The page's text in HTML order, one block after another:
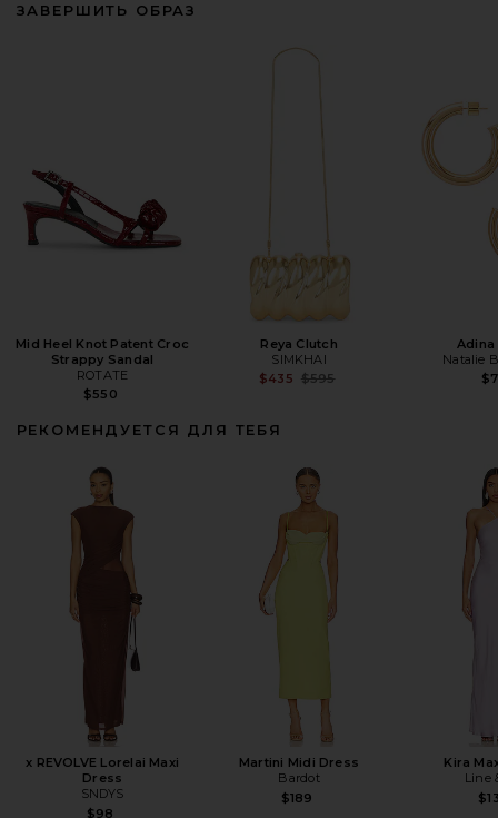
ЗАВЕРШИТЬ ОБРАЗ
Mid Heel Knot Patent Croc
Strappy Sandal
ROTATE
$550
Reya Clutch
SIMKHAI
$435 Previous price:
$595
Natalie
РЕКОМЕНДУЕТСЯ ДЛЯ ТЕБЯ
x REVOLVE Lorelai Maxi
Dress
SNDYS
$98
Martini Midi Dress
Bardot
$189
Kira
Line